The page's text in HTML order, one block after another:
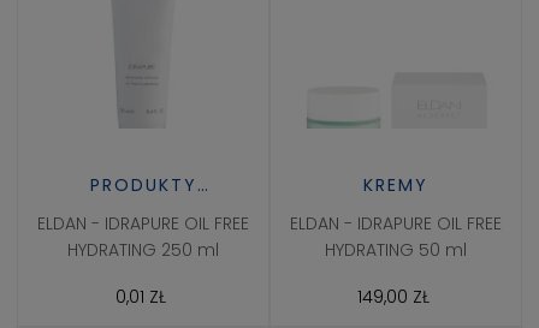
PRODUKTY
PROFESJONALNE
ELDAN - IDRAPURE OIL FREE
HYDRATING 250 ml
0,01 ZŁ
KREMY
ELDAN - IDRAPURE OIL FREE
HYDRATING 50 ml
149,00 ZŁ